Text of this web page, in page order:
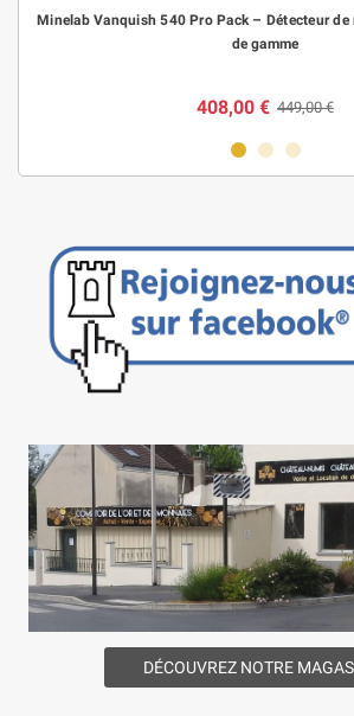
Minelab Vanquish 540 Pro Pack – Détecteur
de gamme
408,00 € 449,00 €
DÉCOUVREZ NOTRE